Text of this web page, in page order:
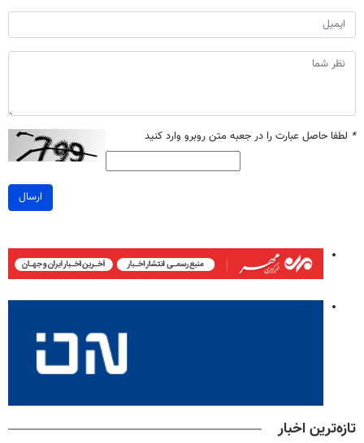
* لطفا حاصل عبارت را در جعبه متن روبرو وارد کنید
ارسال
تازه‌ترین اخبار